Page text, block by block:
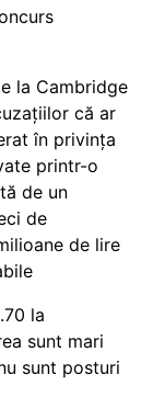
la Cambridge
că ar
în privința
printr-o
de un
de
de lire
la
sunt mari
sunt posturi